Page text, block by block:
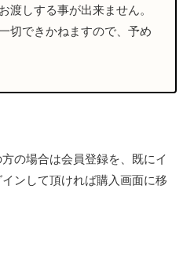
渡しする事が出来ません。
切できかねますので、予め
の場合は会員登録を、既にイ
ンして頂ければ購入画面に移